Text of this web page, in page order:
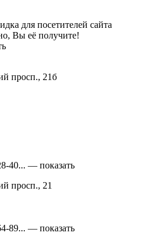
для посетителей сайта
Вы её получите!
просп., 21б
40... — показать
просп., 21
89... — показать